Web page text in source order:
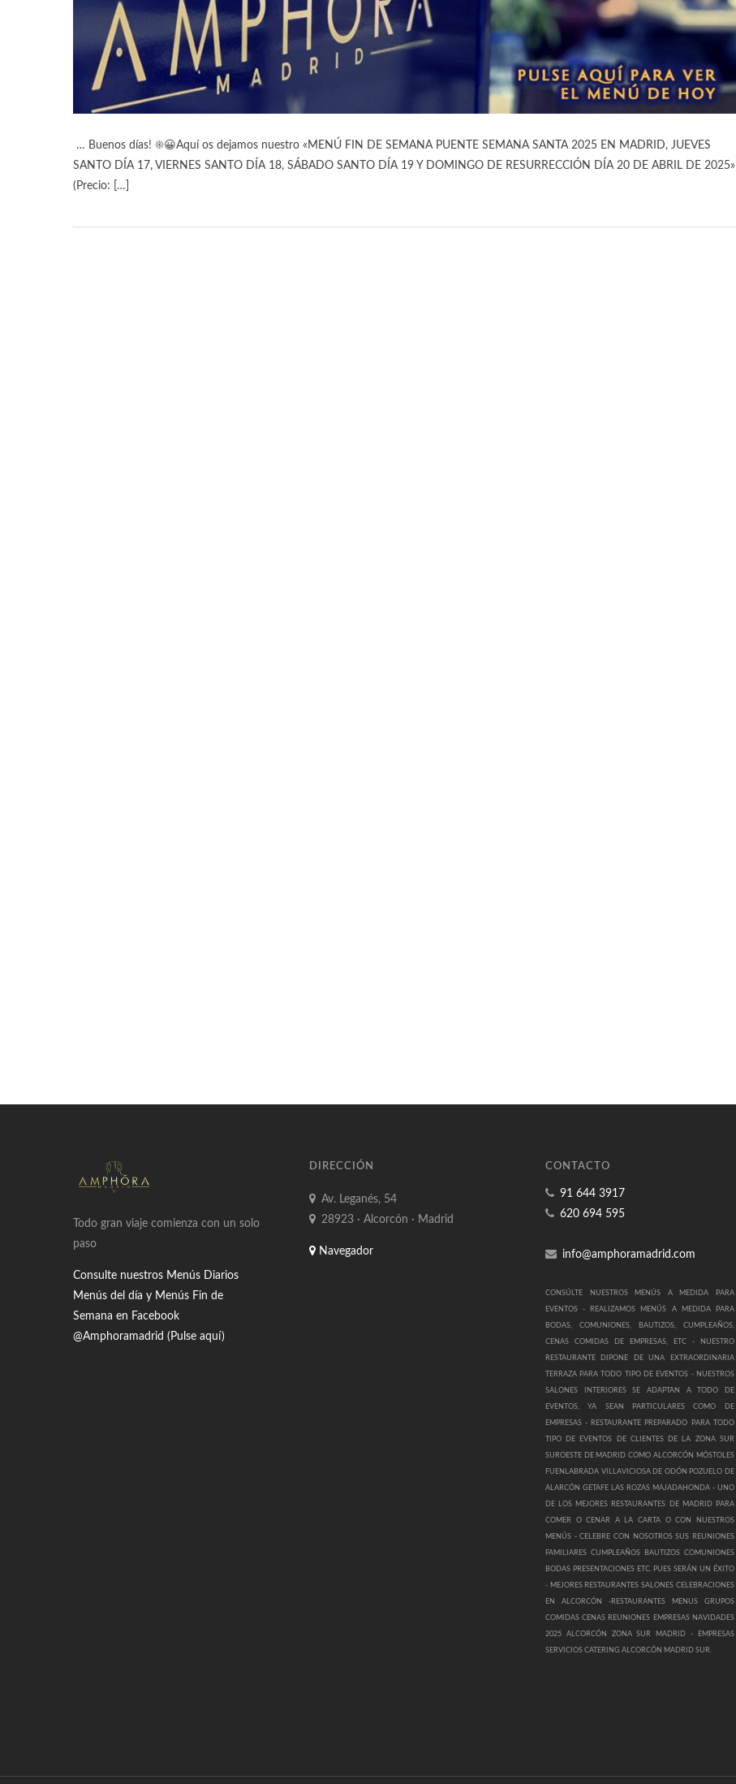
… Buenos días! ☀️😀Aquí os dejamos nuestro «MENÚ FIN DE SEMANA PUENTE SEMANA SANTA 2025 EN MADRID, JUEVES
SANTO DÍA 17, VIERNES SANTO DÍA 18, SÁBADO SANTO DÍA 19 Y DOMINGO DE RESURRECCIÓN DÍA 20 DE ABRIL DE 2025»
(Precio: […]
Todo gran viaje comienza con un solo
paso
Consulte nuestros Menús Diarios
Menús del día y Menús Fin de
Semana en Facebook
@Amphoramadrid (Pulse aquí)
DIRECCIÓN
Av. Leganés, 54
28923 · Alcorcón · Madrid
Navegador
CONTACTO
91 644 3917
620 694 595
info@amphoramadrid.com
CONSÚLTE NUESTROS MENÚS A MEDIDA PARA
EVENTOS - REALIZAMOS MENÚS A MEDIDA PARA
BODAS, COMUNIONES, BAUTIZOS, CUMPLEAÑOS,
CENAS COMIDAS DE EMPRESAS, ETC - NUESTRO
RESTAURANTE DIPONE DE UNA EXTRAORDINARIA
TERRAZA PARA TODO TIPO DE EVENTOS - NUESTROS
SALONES INTERIORES SE ADAPTAN A TODO DE
EVENTOS, YA SEAN PARTICULARES COMO DE
EMPRESAS - RESTAURANTE PREPARADO PARA TODO
TIPO DE EVENTOS DE CLIENTES DE LA ZONA SUR
SUROESTE DE MADRID COMO ALCORCÓN MÓSTOLES
FUENLABRADA VILLAVICIOSA DE ODÓN POZUELO DE
ALARCÓN GETAFE LAS ROZAS MAJADAHONDA - UNO
DE LOS MEJORES RESTAURANTES DE MADRID PARA
COMER O CENAR A LA CARTA O CON NUESTROS
MENÚS -CELEBRE CON NOSOTROS SUS REUNIONES
FAMILIARES CUMPLEAÑOS BAUTIZOS COMUNIONES
BODAS PRESENTACIONES ETC. PUES SERÁN UN ÉXITO
- MEJORES RESTAURANTES SALONES CELEBRACIONES
EN ALCORCÓN -RESTAURANTES MENUS GRUPOS
COMIDAS CENAS REUNIONES EMPRESAS NAVIDADES
2025 ALCORCÓN ZONA SUR MADRID -EMPRESAS
SERVICIOS CATERING ALCORCÓN MADRID SUR.